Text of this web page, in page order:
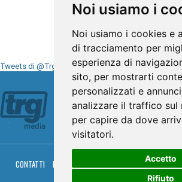
Noi usiamo i
Noi usiamo i cookies e
di tracciamento per
esperienza di
sito, per mostrarti
personalizzati e
analizzare il traffico sul
per capire da dove
visitatori.
Accetto
Rifiuto
Tweets di @TrgMedia
Seguici su
CONTATTI PRIVACY PALINSESTO
RGM HITRADIO